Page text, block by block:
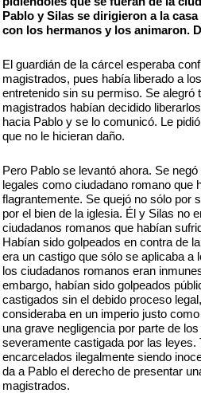
Pablo y Silas se dirigieron a la
con los hermanos y los animaron.
El guardián de la cárcel esperaba
magistrados, pues había liberado a
entretenido sin su permiso. Se alegró
magistrados habían decidido
hacia Pablo y se lo comunicó. Le
que no le hicieran daño.
Pero Pablo se levantó ahora. Se
legales como ciudadano romano que
flagrantemente. Se quejó no sólo por
por el bien de la iglesia. Él y Silas no
ciudadanos romanos que habían
Habían sido golpeados en contra de
era un castigo que sólo se aplicaba a
los ciudadanos romanos eran
embargo, habían sido golpeados
castigados sin el debido proceso
consideraba en un imperio justo
una grave negligencia por parte de
severamente castigada por las leyes.
encarcelados ilegalmente siendo
da a Pablo el derecho de presentar
magistrados.